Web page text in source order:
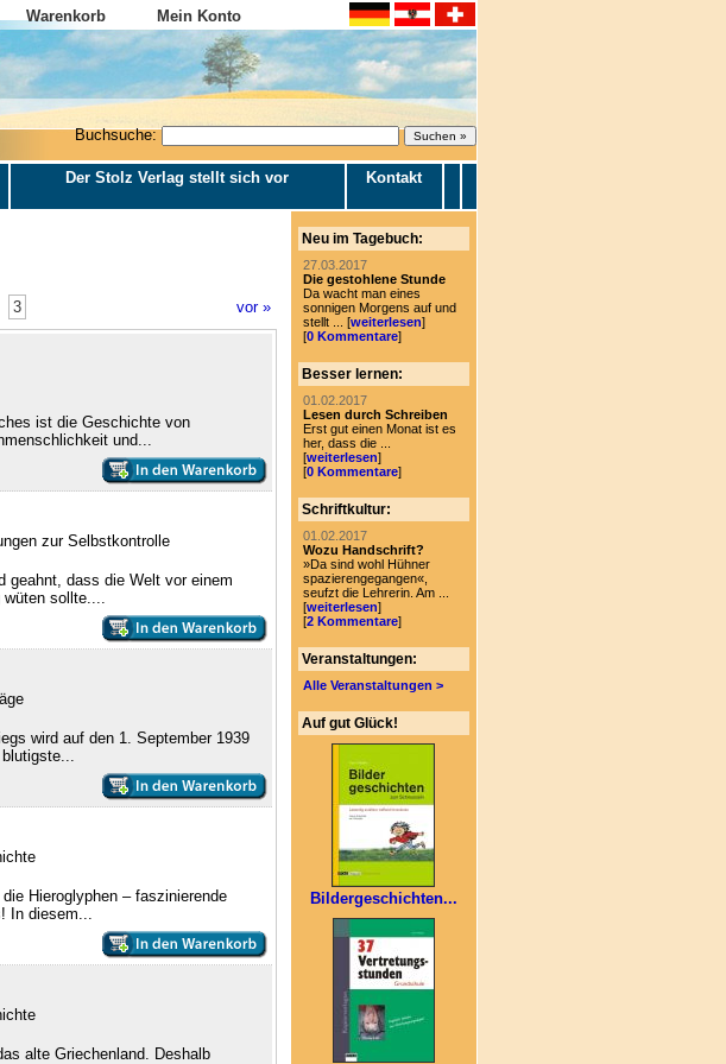
Warenkorb Mein Konto
Buchsuche:
Der Stolz Verlag stellt sich vor Kontakt
3 vor »
ist die Geschichte von
und...
zur Selbstkontrolle
geahnt, dass die Welt vor einem
wüten sollte....
wird auf den 1. September 1939
Hieroglyphen – faszinierende
In diesem...
alte Griechenland. Deshalb
Neu im Tagebuch:
27.03.2017
Die gestohlene Stunde
Da wacht man eines
sonnigen Morgens auf und
stellt ... [weiterlesen]
[0 Kommentare]
Besser lernen:
01.02.2017
Lesen durch Schreiben
Erst gut einen Monat ist es
her, dass die ...
[weiterlesen]
[0 Kommentare]
Schriftkultur:
01.02.2017
Wozu Handschrift?
»Da sind wohl Hühner
spazierengegangen«,
seufzt die Lehrerin. Am ...
[weiterlesen]
[2 Kommentare]
Veranstaltungen:
Alle Veranstaltungen >
Auf gut Glück!
Bildergeschichten...